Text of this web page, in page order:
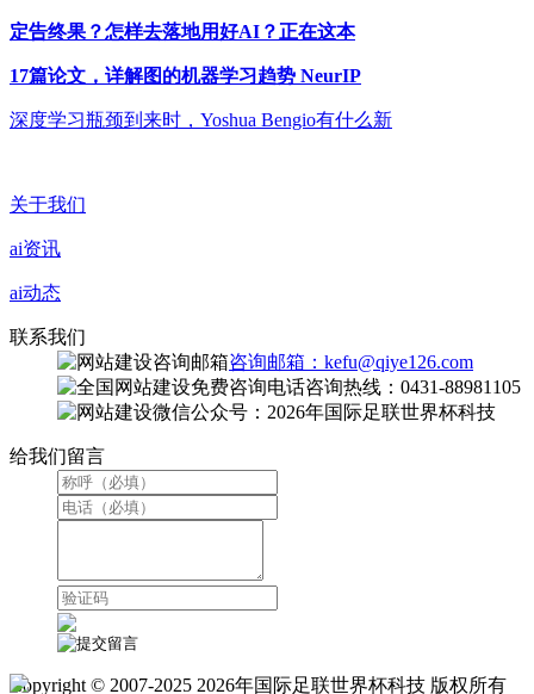
定告终果？怎样去落地用好AI？正在这本
17篇论文，详解图的机器学习趋势 NeurIP
深度学习瓶颈到来时，Yoshua Bengio有什么新
关于我们
ai资讯
ai动态
联系我们
咨询邮箱：kefu@qiye126.com
咨询热线：0431-88981105
微信公众号：2026年国际足联世界杯科技
给我们留言
Copyright © 2007-2025 2026年国际足联世界杯科技 版权所有